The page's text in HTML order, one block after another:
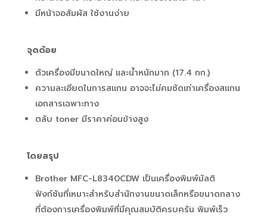
มีหน้าจอสัมผัส ใช้งานง่าย
จุดด้อย
ตัวเครื่องมีขนาดใหญ่ และน้ำหนักมาก (17.4 กก.)
ความละเอียดในการสแกน อาจจะไม่คมชัดเท่าเครื่องสแกน
เอกสารเฉพาะทาง
ตลับ toner มีราคาค่อนข้างสูง
โดยสรุป
Brother MFC-L8340CDW เป็นเครื่องพิมพ์มัลติ
ฟังก์ชันที่เหมาะสำหรับสำนักงานขนาดเล็กหรือขนาดกลาง
ที่ต้องการเครื่องพิมพ์ที่มีคุณสมบัติครบครัน พิมพ์เร็ว